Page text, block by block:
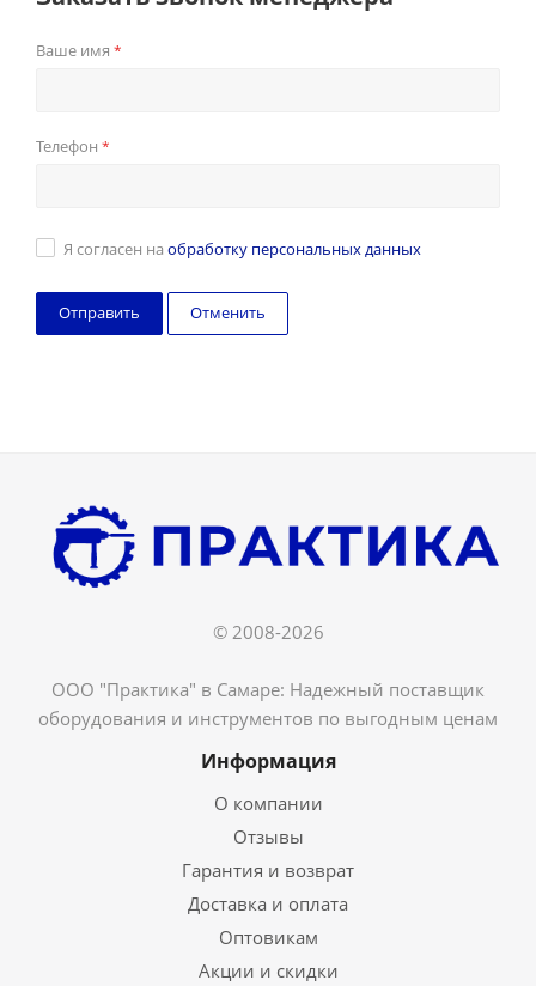
Ваше имя *
Телефон *
Я согласен на обработку персональных данных
Отменить
© 2008-2026
ООО "Практика" в Самаре: Надежный поставщик
оборудования и инструментов по выгодным ценам
Информация
О компании
Отзывы
Гарантия и возврат
Доставка и оплата
Оптовикам
Акции и скидки